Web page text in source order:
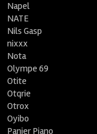
Napel
NATE
Nils Gasp
nixxx
Nota
Olympe 69
Otite
Otqrie
Otrox
Oyibo
Panier Piano